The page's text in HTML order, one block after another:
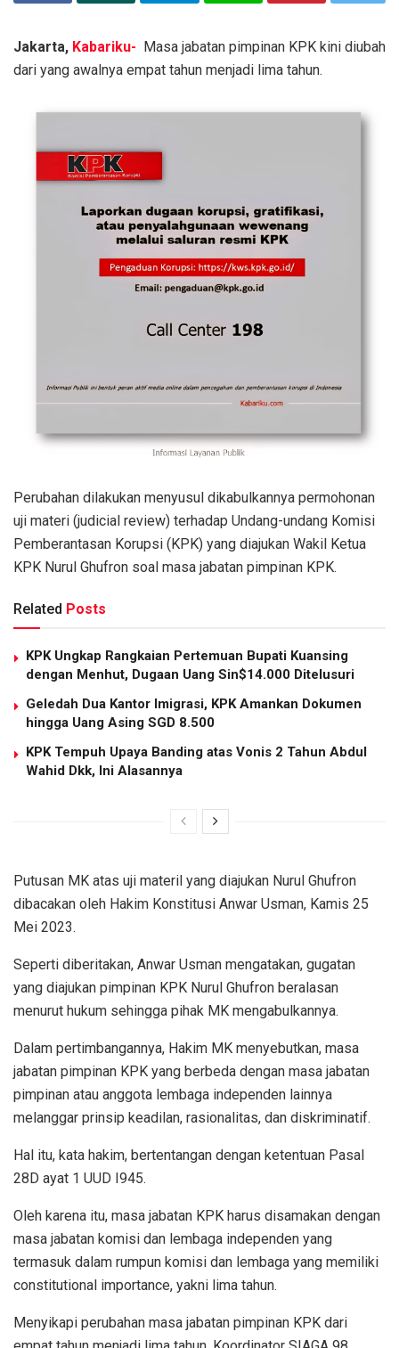
Jakarta, Kabariku- Masa jabatan pimpinan KPK kini diubah
dari yang awalnya empat tahun menjadi lima tahun.
Perubahan dilakukan menyusul dikabulkannya permohonan
uji materi (judicial review) terhadap Undang-undang Komisi
Pemberantasan Korupsi (KPK) yang diajukan Wakil Ketua
KPK Nurul Ghufron soal masa jabatan pimpinan KPK.
Related Posts
KPK Ungkap Rangkaian Pertemuan Bupati Kuansing
dengan Menhut, Dugaan Uang Sin$14.000 Ditelusuri
Geledah Dua Kantor Imigrasi, KPK Amankan Dokumen
hingga Uang Asing SGD 8.500
KPK Tempuh Upaya Banding atas Vonis 2 Tahun Abdul
Wahid Dkk, Ini Alasannya
Putusan MK atas uji materil yang diajukan Nurul Ghufron
dibacakan oleh Hakim Konstitusi Anwar Usman, Kamis 25
Mei 2023.
Seperti diberitakan, Anwar Usman mengatakan, gugatan
yang diajukan pimpinan KPK Nurul Ghufron beralasan
menurut hukum sehingga pihak MK mengabulkannya.
Dalam pertimbangannya, Hakim MK menyebutkan, masa
jabatan pimpinan KPK yang berbeda dengan masa jabatan
pimpinan atau anggota lembaga independen lainnya
melanggar prinsip keadilan, rasionalitas, dan diskriminatif.
Hal itu, kata hakim, bertentangan dengan ketentuan Pasal
28D ayat 1 UUD I945.
Oleh karena itu, masa jabatan KPK harus disamakan dengan
masa jabatan komisi dan lembaga independen yang
termasuk dalam rumpun komisi dan lembaga yang memiliki
constitutional importance, yakni lima tahun.
Menyikapi perubahan masa jabatan pimpinan KPK dari